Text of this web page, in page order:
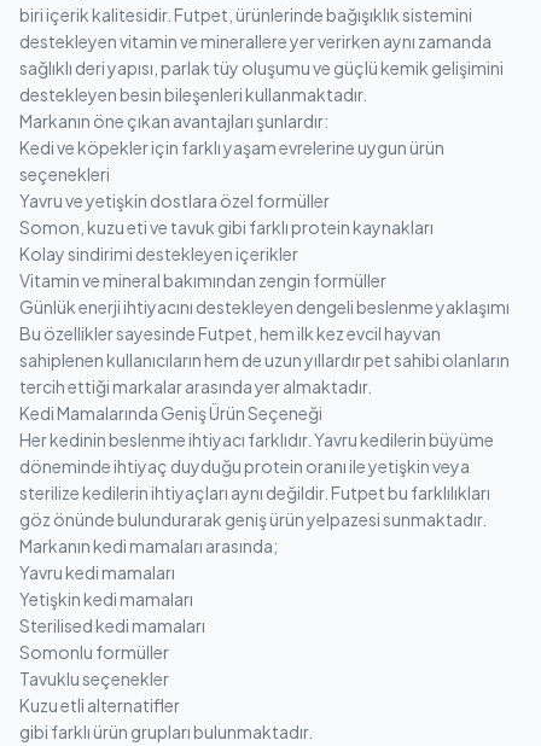
biri içerik kalitesidir. Futpet, ürünlerinde bağışıklık sistemini
destekleyen vitamin ve minerallere yer verirken aynı zamanda
sağlıklı deri yapısı, parlak tüy oluşumu ve güçlü kemik gelişimini
destekleyen besin bileşenleri kullanmaktadır.
Markanın öne çıkan avantajları şunlardır:
Kedi ve köpekler için farklı yaşam evrelerine uygun ürün
seçenekleri
Yavru ve yetişkin dostlara özel formüller
Somon, kuzu eti ve tavuk gibi farklı protein kaynakları
Kolay sindirimi destekleyen içerikler
Vitamin ve mineral bakımından zengin formüller
Günlük enerji ihtiyacını destekleyen dengeli beslenme yaklaşımı
Bu özellikler sayesinde Futpet, hem ilk kez evcil hayvan
sahiplenen kullanıcıların hem de uzun yıllardır pet sahibi olanların
tercih ettiği markalar arasında yer almaktadır.
Kedi Mamalarında Geniş Ürün Seçeneği
Her kedinin beslenme ihtiyacı farklıdır. Yavru kedilerin büyüme
döneminde ihtiyaç duyduğu protein oranı ile yetişkin veya
sterilize kedilerin ihtiyaçları aynı değildir. Futpet bu farklılıkları
göz önünde bulundurarak geniş ürün yelpazesi sunmaktadır.
Markanın kedi mamaları arasında;
Yavru kedi mamaları
Yetişkin kedi mamaları
Sterilised kedi mamaları
Somonlu formüller
Tavuklu seçenekler
Kuzu etli alternatifler
gibi farklı ürün grupları bulunmaktadır.